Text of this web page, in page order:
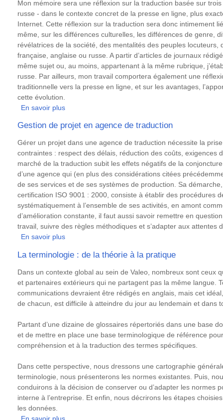
traduction?
Résumé
Mon mémoire sera une réflexion sur la traduction basée sur
russe - dans le contexte concret de la presse en ligne, plus
Internet. Cette réflexion sur la traduction sera donc intimement
même, sur les différences culturelles, les différences de genre,
révélatrices de la société, des mentalités des peuples locuteurs,
française, anglaise ou russe. A partir d’articles de journaux
même sujet ou, au moins, appartenant à la même rubrique,
russe. Par ailleurs, mon travail comportera également une
traditionnelle vers la presse en ligne, et sur les avantages,
cette évolution.
En savoir plus
en
ligne
issue
de
la
presse
papier
Gestion de projet en agence de traduction
Résumé
Gérer un projet dans une agence de traduction nécessite la
contraintes : respect des délais, réduction des coûts, exigences
marché de la traduction subit les effets négatifs de la
d’une agence qui (en plus des considérations citées
de ses services et de ses systèmes de production. Sa
certification ISO 9001 : 2000, consiste à établir des procédures
systématiquement à l’ensemble de ses activités, en amont
d’amélioration constante, il faut aussi savoir remettre en
travail, suivre des règles méthodiques et s’adapter aux attentes
En savoir plus
de
projet
en
agence
de
La terminologie : de la théorie à la pratique
Résumé
Dans un contexte global au sein de Valeo, nombreux sont ceux
et partenaires extérieurs qui ne partagent pas la même langue.
communications devraient être rédigés en anglais, mais cet
de chacun, est difficile à atteindre du jour au lendemain et dans
Partant d’une dizaine de glossaires répertoriés dans une base
et de mettre en place une base terminologique de référence
compréhension et à la traduction des termes spécifiques.
Dans cette perspective, nous dressons une cartographie
terminologie, nous présenterons les normes existantes. Puis,
conduirons à la décision de conserver ou d’adapter les normes
interne à l’entreprise. Et enfin, nous décrirons les étapes
les données.
En savoir plus